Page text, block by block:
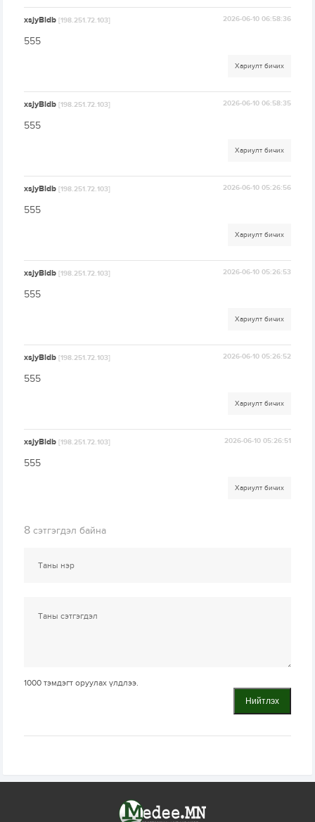
xsjyBldb[198.251.72.103] 2026-06-10 06:58:36
555
Хариулт бичих
xsjyBldb[198.251.72.103] 2026-06-10 06:58:35
555
Хариулт бичих
xsjyBldb[198.251.72.103] 2026-06-10 05:26:56
555
Хариулт бичих
xsjyBldb[198.251.72.103] 2026-06-10 05:26:53
555
Хариулт бичих
xsjyBldb[198.251.72.103] 2026-06-10 05:26:52
555
Хариулт бичих
xsjyBldb[198.251.72.103] 2026-06-10 05:26:51
555
Хариулт бичих
8 сэтгэгдэл байна
1000 тэмдэгт оруулах үлдлээ.
Нийтлэх